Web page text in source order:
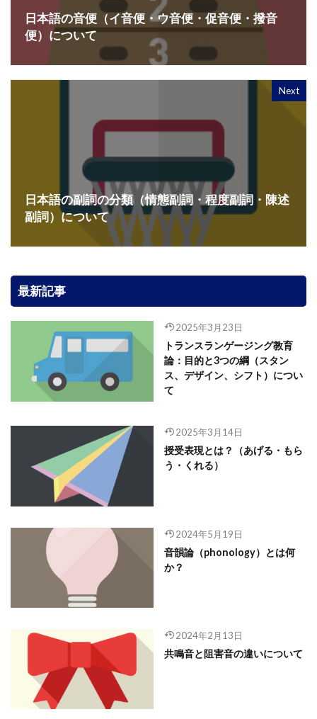
日本語の音便（イ音便・ウ音便・促音便・撥音
便）について
Next
日本語の副詞の分類（情態副詞・程度副詞・陳述
副詞）について
最新記事
2025年3月23日
トランスランゲージング教育
論：目的と3つの綱（スタン
ス、デザイン、シフト）につい
て
2025年3月14日
授受表現とは？（あげる・もら
う・くれる）
2024年5月19日
音韻論（phonology）とは何
か？
2024年2月13日
共鳴音と阻害音の違いについて